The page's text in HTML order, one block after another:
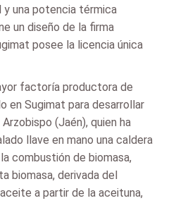
y una potencia térmica
un diseño de la firma
posee la licencia única
factoría productora de
en Sugimat para desarrollar
(Jaén), quien ha
llave en mano una caldera
combustión de biomasa,
biomasa, derivada del
a partir de la aceituna,